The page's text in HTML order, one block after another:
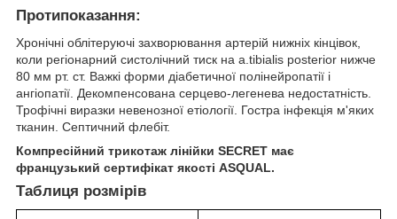
Протипоказання:
Хронічні облітеруючі захворювання артерій нижніх кінцівок,
коли регіонарний систолічний тиск на a.tibialis posterior нижче
80 мм рт. ст. Важкі форми діабетичної полінейропатії і
ангіопатії. Декомпенсована серцево-легенева недостатність.
Трофічні виразки невенозної етіології. Гостра інфекція м'яких
тканин. Септичний флебіт.
Компресійний трикотаж лінійки SECRET має
французький сертифікат якості ASQUAL.
Таблиця розмірів